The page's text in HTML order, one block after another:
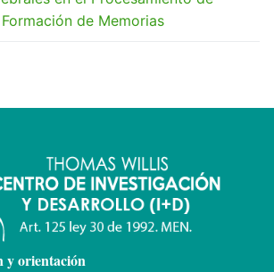
de Memorias
y orientación